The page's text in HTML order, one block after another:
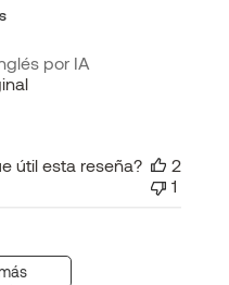
por IA
útil esta reseña?
2
1